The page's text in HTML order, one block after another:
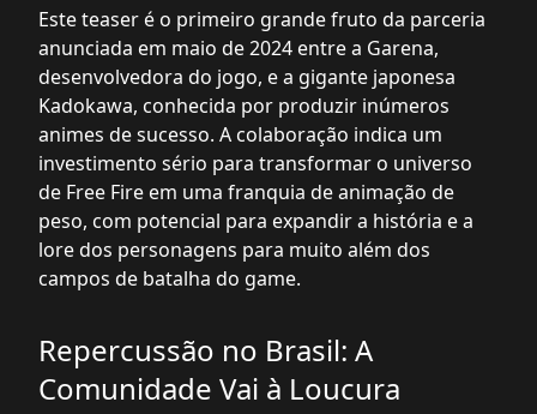
Este teaser é o primeiro grande fruto da parceria
anunciada em maio de 2024 entre a Garena,
desenvolvedora do jogo, e a gigante japonesa
Kadokawa, conhecida por produzir inúmeros
animes de sucesso. A colaboração indica um
investimento sério para transformar o universo
de Free Fire em uma franquia de animação de
peso, com potencial para expandir a história e a
lore dos personagens para muito além dos
campos de batalha do game.
Repercussão no Brasil: A
Comunidade Vai à Loucura